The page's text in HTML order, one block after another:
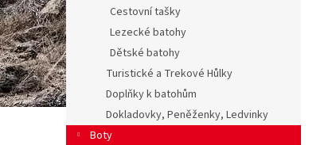
Cestovní tašky
Lezecké batohy
Dětské batohy
Turistické a Trekové Hůlky
Doplňky k batohům
Dokladovky, Peněženky, Ledvinky
Boty